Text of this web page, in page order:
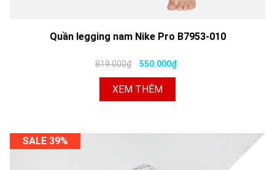
Quần legging nam Nike Pro B7953-010
819.000₫ 550.000₫
XEM THÊM
SALE 39%